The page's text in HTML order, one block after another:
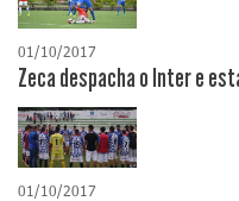
01/10/2017
Zeca despacha o Inter e
01/10/2017